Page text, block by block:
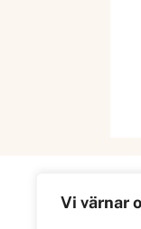
Vi värnar